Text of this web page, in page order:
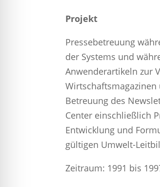
Projekt
Pressebetreuung
der Systems und
Anwenderartikeln zur
Wirtschaftsmagazinen
Betreuung des
Center einschließlich
Entwicklung und
gültigen Umwelt-
Zeitraum: 1991 bis